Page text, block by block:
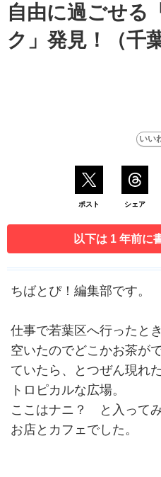
自由に過ごせる
ク」発見！（千
ポスト シェア
以下は 1 年前に
ちばとぴ！編集部です。
仕事で若葉区へ行ったと
空いたのでどこかお茶が
ていたら、とつぜん現れ
トロピカルな広場。
ここはナニ？ と入って
お店とカフェでした。